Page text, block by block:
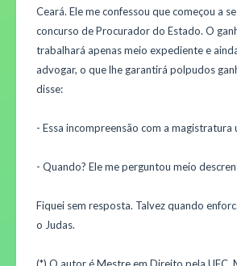
Ceará. Ele me confessou que começou a
concurso de Procurador do Estado. O
trabalhará apenas meio expediente e
advogar, o que lhe garantirá polpudos
disse:
- Essa incompreensão com a magistratura
- Quando? Ele me perguntou meio
Fiquei sem resposta. Talvez quando
o Judas.